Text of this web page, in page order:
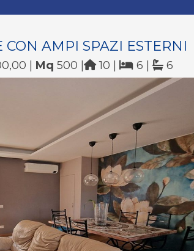
CON AMPI SPAZI ESTERNI
| Mq 500 | 10 | 6 | 6